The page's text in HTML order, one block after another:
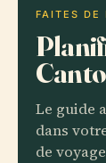
FAITES DE
Le guide
dans
de